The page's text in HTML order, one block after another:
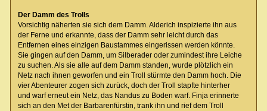
Der Damm des Trolls
Vorsichtig näherten sie sich dem Damm. Alderich inspizierte ihn aus
der Ferne und erkannte, dass der Damm sehr leicht durch das
Entfernen eines einzigen Baustammes eingerissen werden könnte.
Sie gingen auf den Damm, um Silberader oder zumindest ihre Leiche
zu suchen. Als sie alle auf dem Damm standen, wurde plötzlich ein
Netz nach ihnen geworfen und ein Troll stürmte den Damm hoch. Die
vier Abenteurer zogen sich zurück, doch der Troll stapfte hinterher
und warf erneut ein Netz, das Nandus zu Boden warf. Finja erinnerte
sich an den Met der Barbarenfürstin, trank ihn und rief dem Troll